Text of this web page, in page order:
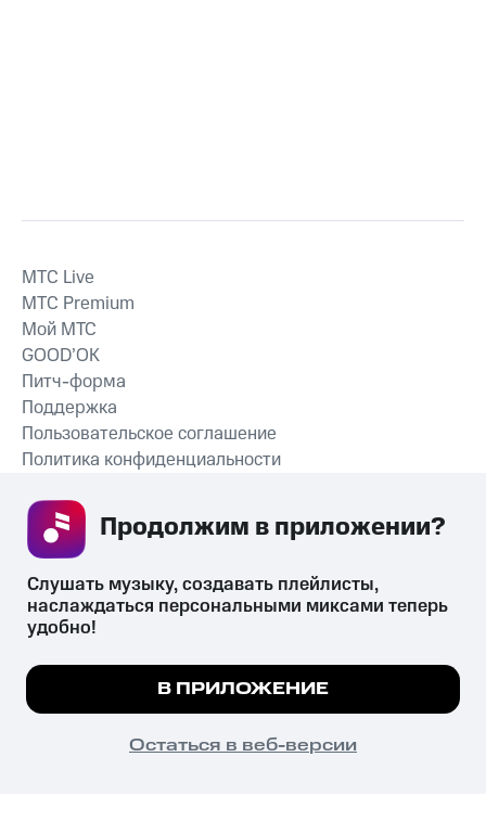
СКАЧАТЬ ПРИЛОЖЕНИЕ
MTС Live
MTС Premium
Мой МТС
GOOD’OK
Питч-форма
Поддержка
Пользовательское соглашение
Политика конфиденциальности
психотропных веществ, их аналогов причиняет вред здоровью,
их незаконный оборот запрещён и влечёт установленную
законодательством ответственность.
© 2026 ООО «КИОН».
Все права защищены
Мы используем куки, чтобы на сайте все
Подробнее
ПОНЯТНО
Слушать музыку, создавать плейлисты,
наслаждаться персональными миксами теперь
удобно!
В ПРИЛОЖЕНИЕ
Остаться в веб-версии